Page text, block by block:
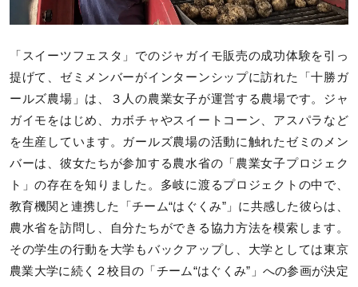
「スイーツフェスタ」でのジャガイモ販売の成功体験を引っ
提げて、ゼミメンバーがインターンシップに訪れた「十勝ガ
ールズ農場」は、３人の農業女子が運営する農場です。ジャ
ガイモをはじめ、カボチャやスイートコーン、アスパラなど
を生産しています。ガールズ農場の活動に触れたゼミのメン
バーは、彼女たちが参加する農水省の「農業女子プロジェク
ト」の存在を知りました。多岐に渡るプロジェクトの中で、
教育機関と連携した「チーム“はぐくみ”」に共感した彼らは、
農水省を訪問し、自分たちができる協力方法を模索します。
その学生の行動を大学もバックアップし、大学としては東京
農業大学に続く２校目の「チーム“はぐくみ”」への参画が決定